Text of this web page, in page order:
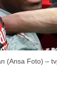
(Ansa Foto) –